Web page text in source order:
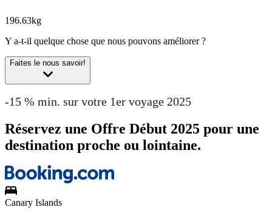
196.63kg
Y a-t-il quelque chose que nous pouvons améliorer ?
Faites le nous savoir!
-15 % min. sur votre 1er voyage 2025
Réservez une Offre Début 2025 pour une
destination proche ou lointaine.
Canary Islands